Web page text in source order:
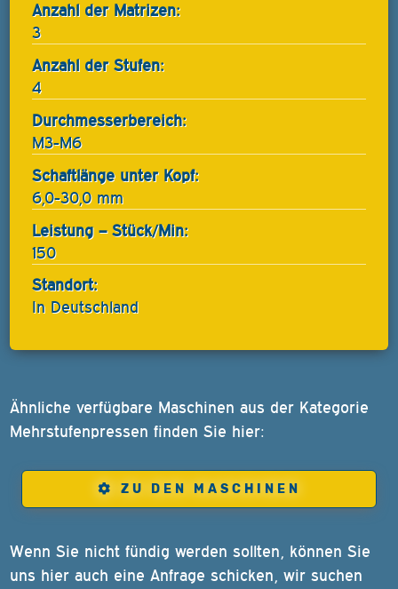
Anzahl der Matrizen:
3
Anzahl der Stufen:
4
Durchmesserbereich:
M3-M6
Schaftlänge unter Kopf:
6,0-30,0 mm
Leistung – Stück/Min:
150
Standort:
In Deutschland
Ähnliche verfügbare Maschinen aus der Kategorie
Mehrstufenpressen finden Sie hier:
ZU DEN MASCHINEN
Wenn Sie nicht fündig werden sollten, können Sie
uns hier auch eine Anfrage schicken, wir suchen